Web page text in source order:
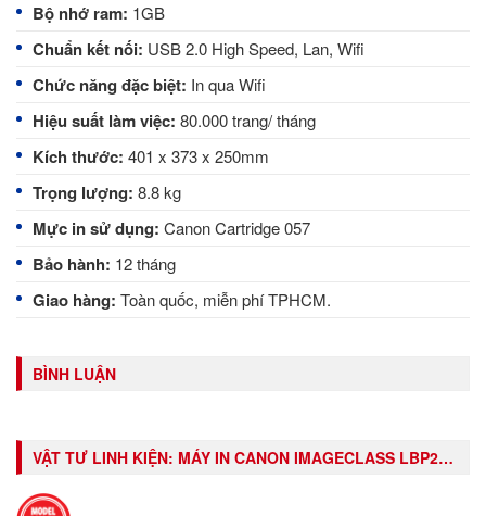
Bộ nhớ ram: 1GB
Chuẩn kết nối: USB 2.0 High Speed, Lan, Wifi
Chức năng đặc biệt: In qua Wifi
Hiệu suất làm việc: 80.000 trang/ tháng
Kích thước: 401 x 373 x 250mm
Trọng lượng: 8.8 kg
Mực in sử dụng: Canon Cartridge 057
Bảo hành: 12 tháng
Giao hàng: Toàn quốc, miễn phí TPHCM.
BÌNH LUẬN
VẬT TƯ LINH KIỆN: MÁY IN CANON IMAGECLASS LBP226DW